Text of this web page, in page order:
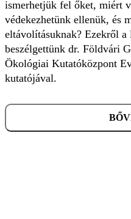
ismerhetjük fel őket, miért
védekezhetünk ellenük, és
eltávolításuknak? Ezekről
beszélgettünk dr. Földvári
Ökológiai Kutatóközpont
kutatójával.